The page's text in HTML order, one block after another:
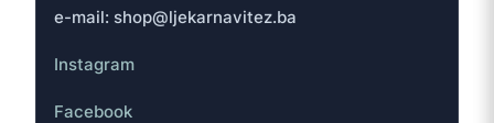
e-mail: shop@ljekarnavitez.ba
Instagram
Facebook